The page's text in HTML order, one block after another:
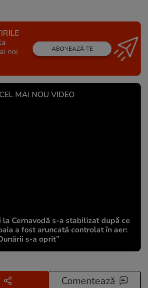
noi
ABONEAZĂ-TE
MAI NOU VIDEO
la Cernavodă s-a stabilizat după ce
a fost aruncată controlat în aer:
s-a oprit”
Comentează